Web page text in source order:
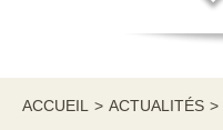
ACCUEIL > ACTUALITÉS >